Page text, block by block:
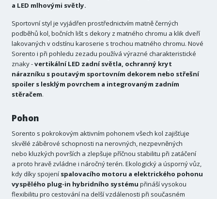
a LED mlhovými světly.
Sportovní styl je vyjádřen prostřednictvím matně černých
podběhů kol, bočních lišt s dekory z matného chromu a klik dveří
lakovaných v odstínu karoserie s trochou matného chromu. Nové
Sorento i při pohledu zezadu používá výrazné charakteristické
znaky -vertikální LED zadní světla, ochranný kryt
nárazníku s poutavým sportovním dekorem nebo střešní
spoiler s lesklým povrchem a integrovaným zadním
stěračem.
Pohon
Sorento s pokrokovým aktivním pohonem všech kol zajišťuje
skvělé záběrové schopnosti na nerovných, nezpevněných
nebo kluzkých površích a zlepšuje příčnou stabilitu při zatáčení
a proto hravě zvládne i náročný terén. Ekologický a úsporný vůz,
kdy díky spojení spalovacího motoru a elektrického pohonu
vyspělého plug-in hybridního systému přináší vysokou
flexibilitu pro cestování na delší vzdálenosti při současném